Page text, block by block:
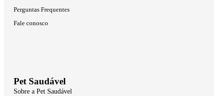
Perguntas Frequentes
Fale conosco
Pet Saudável
Sobre a Pet Saudável